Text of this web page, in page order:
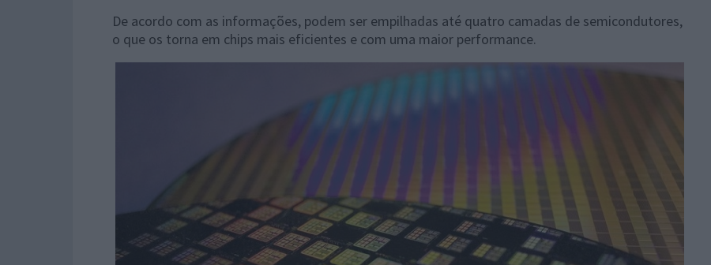
De acordo com as informações, podem ser empilhadas até quatro camadas de semicondutores,
o que os torna em chips mais eficientes e com uma maior performance.